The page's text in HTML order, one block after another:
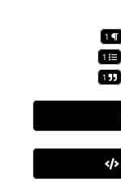
1
1
1